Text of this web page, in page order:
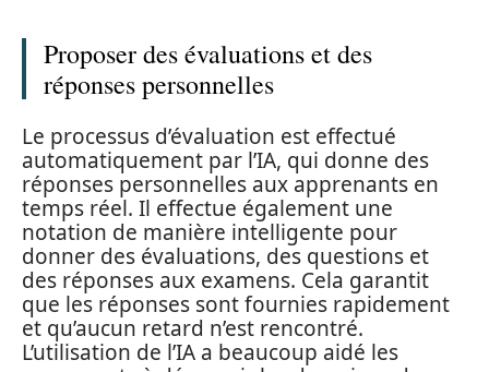
Proposer des évaluations et des
réponses personnelles
Le processus d’évaluation est effectué
automatiquement par l’IA, qui donne des
réponses personnelles aux apprenants en
temps réel. Il effectue également une
notation de manière intelligente pour
donner des évaluations, des questions et
des réponses aux examens. Cela garantit
que les réponses sont fournies rapidement
et qu’aucun retard n’est rencontré.
L’utilisation de l’IA a beaucoup aidé les